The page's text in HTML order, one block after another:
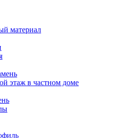
материал
этаж в частном доме